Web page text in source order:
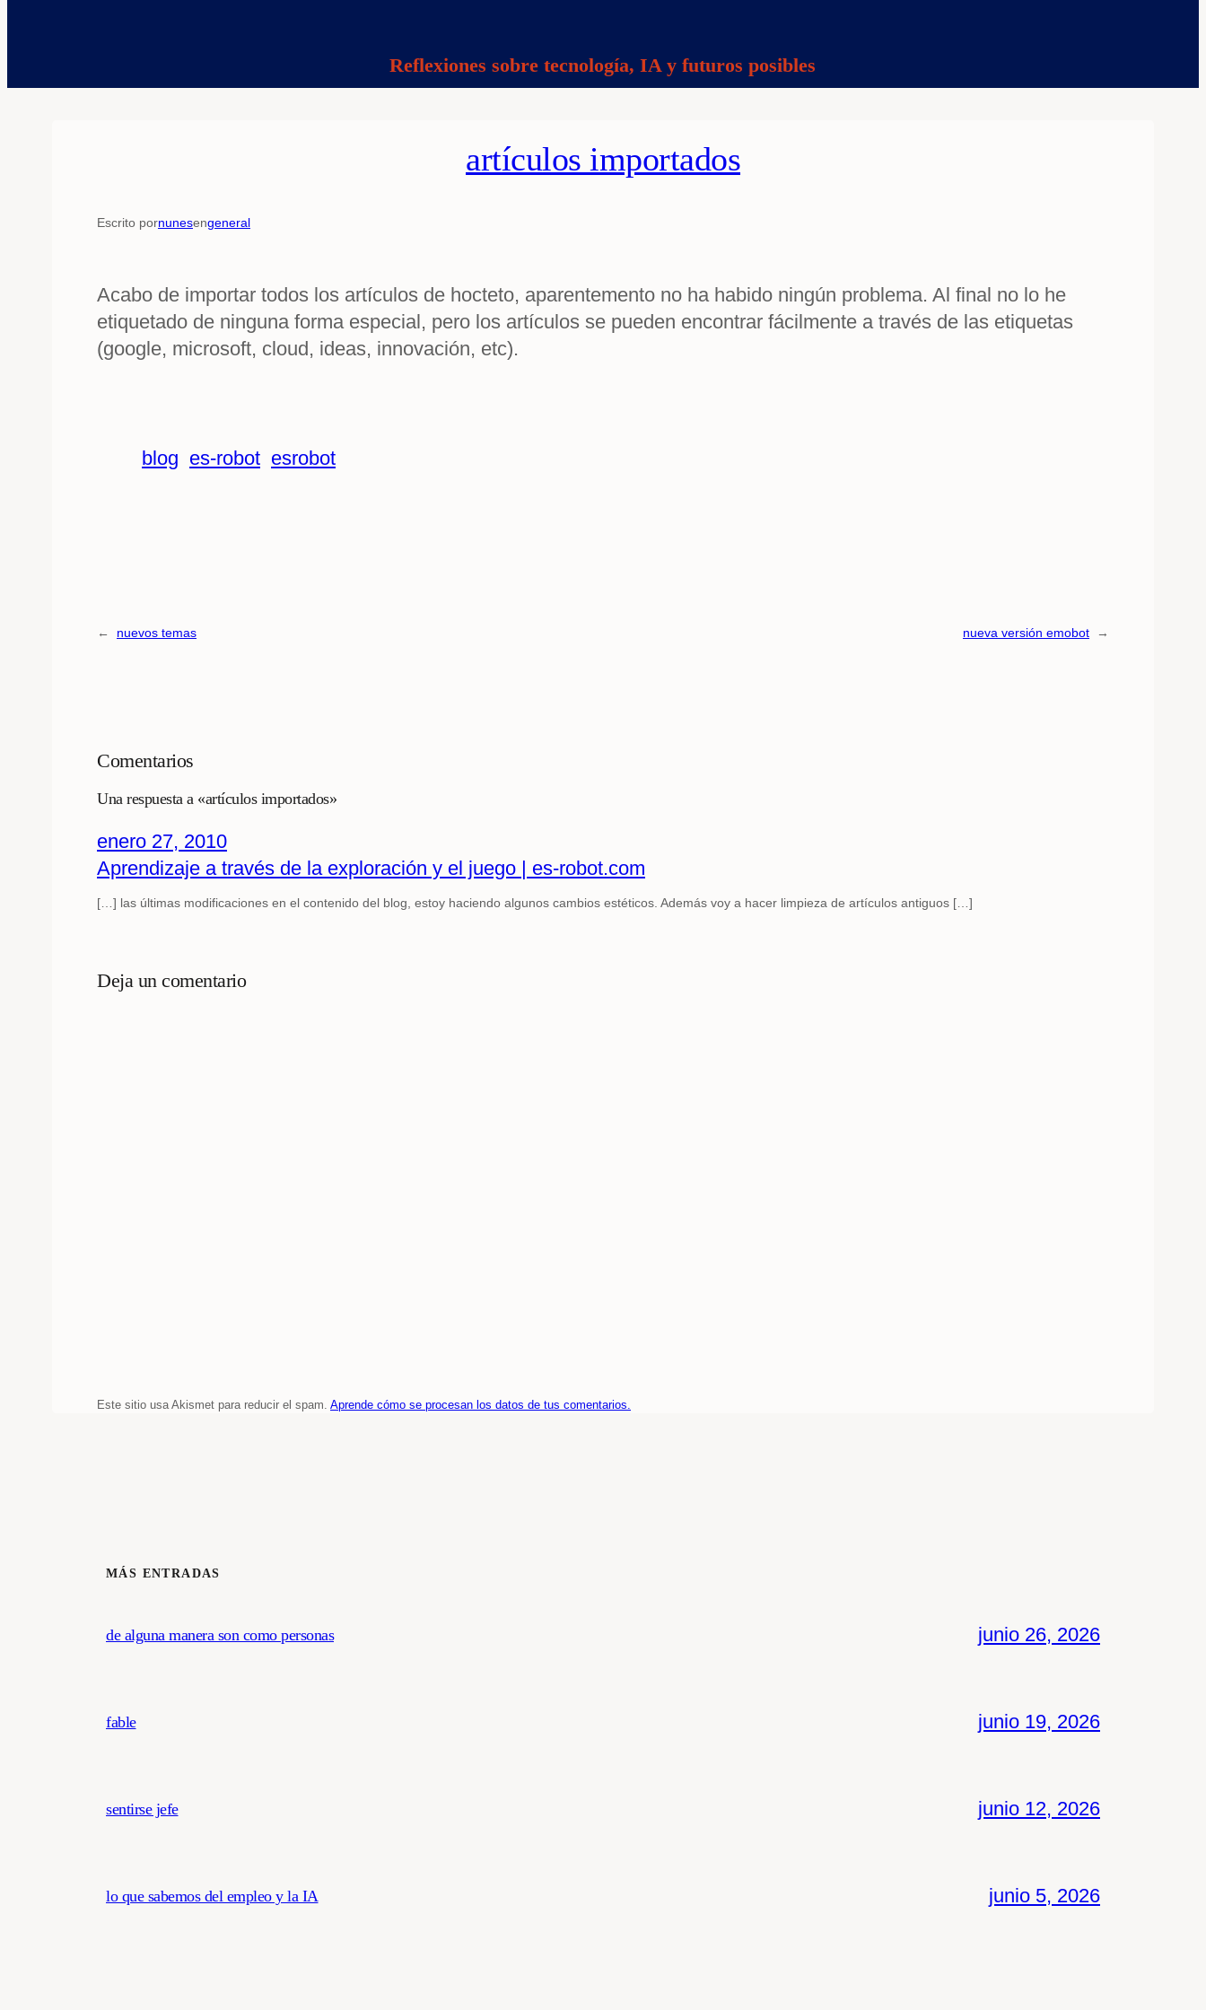
Reflexiones sobre tecnología, IA y futuros posibles
artículos importados
Escrito pornunesengeneral
Acabo de importar todos los artículos de hocteto, aparentemento no ha habido ningún problema. Al final no lo he
etiquetado de ninguna forma especial, pero los artículos se pueden encontrar fácilmente a través de las etiquetas
(google, microsoft, cloud, ideas, innovación, etc).
blog es-robot esrobot
← nuevos temas nueva versión emobot →
Comentarios
Una respuesta a «artículos importados»
enero 27, 2010
Aprendizaje a través de la exploración y el juego | es-robot.com
[…] las últimas modificaciones en el contenido del blog, estoy haciendo algunos cambios estéticos. Además voy a hacer limpieza de artículos antiguos […]
Deja un comentario
Este sitio usa Akismet para reducir el spam. Aprende cómo se procesan los datos de tus comentarios.
MÁS ENTRADAS
de alguna manera son como personas junio 26, 2026
fable junio 19, 2026
sentirse jefe junio 12, 2026
lo que sabemos del empleo y la IA junio 5, 2026